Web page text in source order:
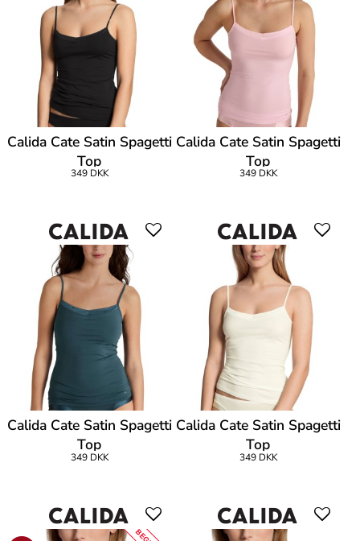
Calida Cate Satin Spagetti
Top
349 DKK
Calida Cate Satin Spagetti
Top
349 DKK
Calida Cate Satin Spagetti
Top
349 DKK
Calida Cate Satin Spagetti
Top
349 DKK